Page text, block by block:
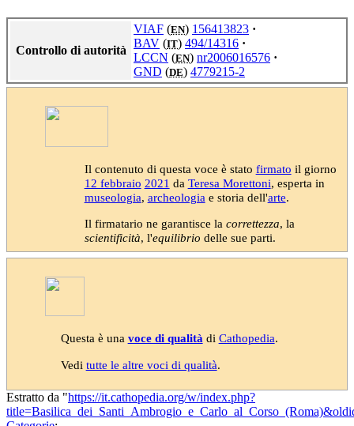
Controllo di autorità
VIAF (EN) 156413823 ·
BAV (IT) 494/14316 ·
LCCN (EN) nr2006016576 ·
GND (DE) 4779215-2
Il contenuto di questa voce è stato firmato il giorno
12 febbraio 2021 da Teresa Morettoni, esperta in
museologia, archeologia e storia dell'arte.
Il firmatario ne garantisce la correttezza, la
scientificità, l'equilibrio delle sue parti.
Questa è una voce di qualitàdi Cathopedia.
Vedi tutte le altre voci di qualità.
Estratto da "https://it.cathopedia.org/w/index.php?